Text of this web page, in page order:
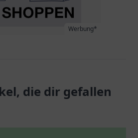
Werbung*
die dir gefallen